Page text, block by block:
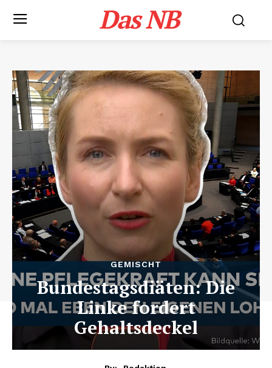
Das NB
GEMISCHT
Bundestagsdiäten: Die
Linke fordert
Gehaltsdeckel